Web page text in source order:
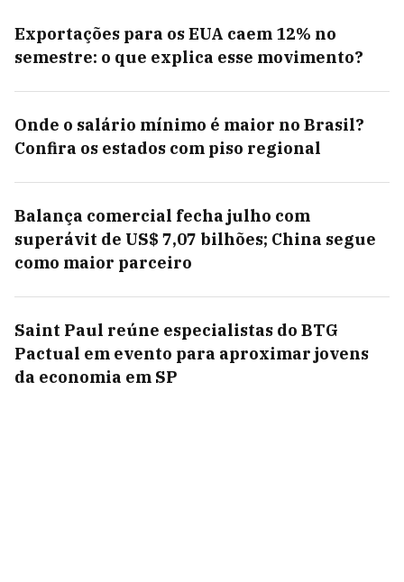
Exportações para os EUA caem 12% no
semestre: o que explica esse movimento?
Onde o salário mínimo é maior no Brasil?
Confira os estados com piso regional
Balança comercial fecha julho com
superávit de US$ 7,07 bilhões; China segue
como maior parceiro
Saint Paul reúne especialistas do BTG
Pactual em evento para aproximar jovens
da economia em SP